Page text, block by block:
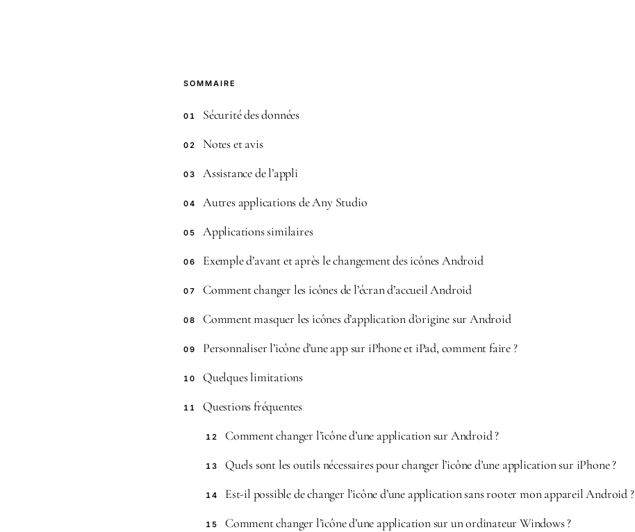
SOMMAIRE
01 Sécurité des données
02 Notes et avis
03 Assistance de l’appli
04 Autres applications de Any Studio
05 Applications similaires
06 Exemple d’avant et après le changement des icônes Android
07 Comment changer les icônes de l’écran d’accueil Android
08 Comment masquer les icônes d’application d’origine sur Android
09 Personnaliser l’icône d’une app sur iPhone et iPad, comment faire ?
10 Quelques limitations
11 Questions fréquentes
12 Comment changer l’icône d’une application sur Android ?
13 Quels sont les outils nécessaires pour changer l’icône d’une application sur iPhone ?
14 Est-il possible de changer l’icône d’une application sans rooter mon appareil Android ?
15 Comment changer l’icône d’une application sur un ordinateur Windows ?